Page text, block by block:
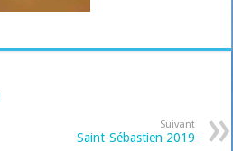
Suivant
Saint-Sébastien 2019